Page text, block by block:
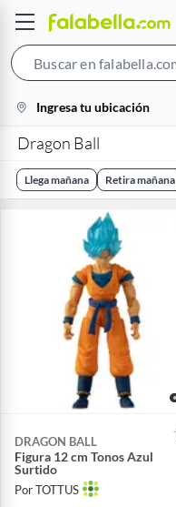
location-
icon
Ingresa tu ubicación
Dragon Ball
Llega mañana Retira mañana
DRAGON BALL
Figura 12 cm Tonos Azul
Surtido
Por TOTTUS